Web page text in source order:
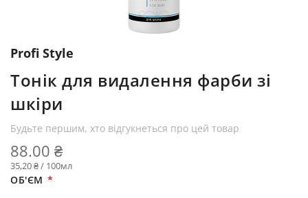
Profi Style
Тонік для видалення фарби зі
шкіри
Будьте першим, хто відгукнеться про цей товар
88.00 ₴
35,20 ₴ / 100мл
ОБ'ЄМ